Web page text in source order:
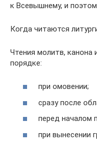
к Всевышнему, и
Когда читаются
Чтения молитв,
порядке:
при омовении;
сразу после
перед началом
при вынесении